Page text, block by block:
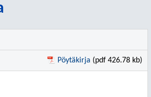
Pöytäkirja (pdf 426.78 kb)